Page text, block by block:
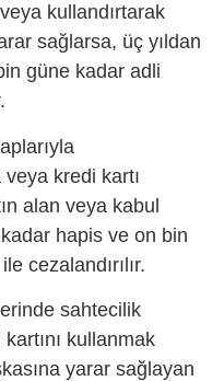
kullandırtarak
sağlarsa, üç yıldan
güne kadar adli
kredi kartı
alan veya kabul
hapis ve on bin
cezalandırılır.
sahtecilik
kullanmak
yarar sağlayan